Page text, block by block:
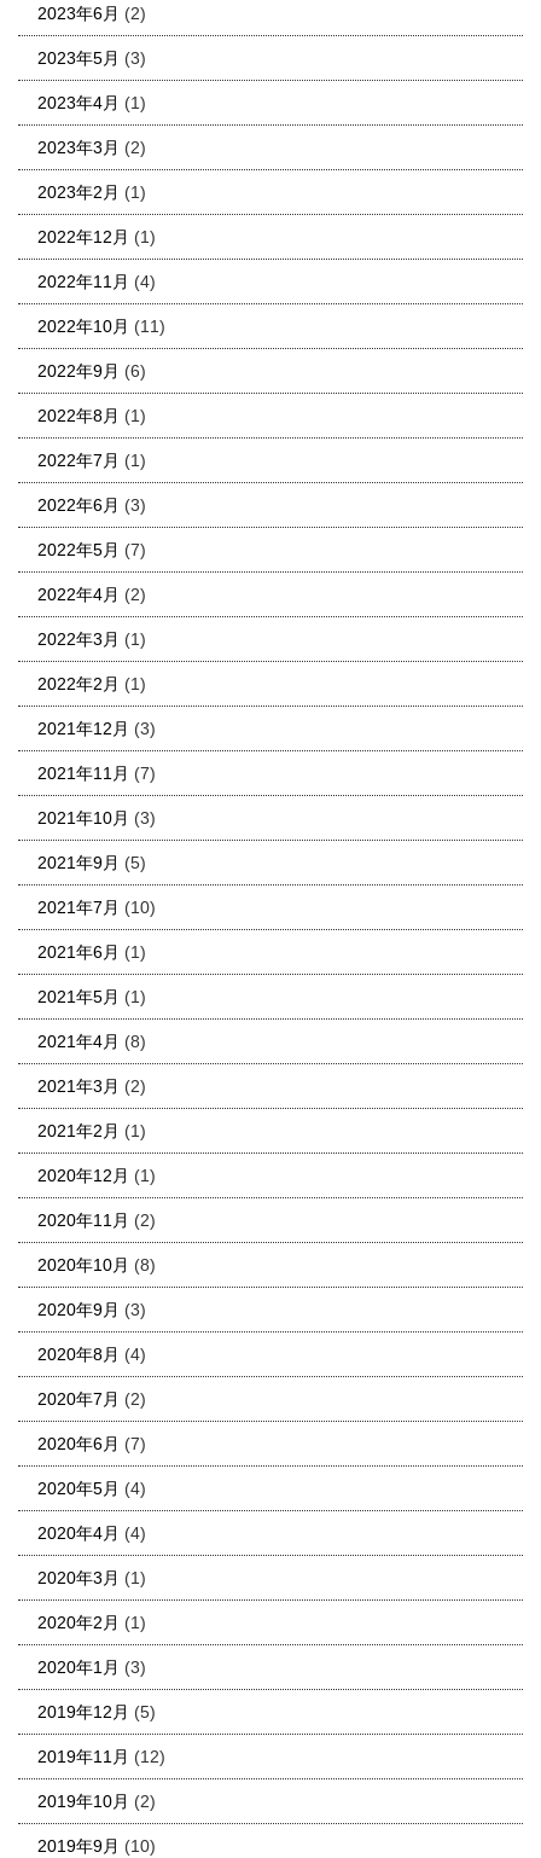
2023年6月 (2)
2023年5月 (3)
2023年4月 (1)
2023年3月 (2)
2023年2月 (1)
2022年12月 (1)
2022年11月 (4)
2022年10月 (11)
2022年9月 (6)
2022年8月 (1)
2022年7月 (1)
2022年6月 (3)
2022年5月 (7)
2022年4月 (2)
2022年3月 (1)
2022年2月 (1)
2021年12月 (3)
2021年11月 (7)
2021年10月 (3)
2021年9月 (5)
2021年7月 (10)
2021年6月 (1)
2021年5月 (1)
2021年4月 (8)
2021年3月 (2)
2021年2月 (1)
2020年12月 (1)
2020年11月 (2)
2020年10月 (8)
2020年9月 (3)
2020年8月 (4)
2020年7月 (2)
2020年6月 (7)
2020年5月 (4)
2020年4月 (4)
2020年3月 (1)
2020年2月 (1)
2020年1月 (3)
2019年12月 (5)
2019年11月 (12)
2019年10月 (2)
2019年9月 (10)